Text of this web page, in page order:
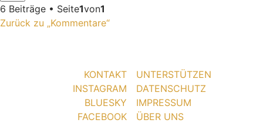
6 Beiträge • Seite1von1
Zurück zu „Kommentare“
KONTAKT
INSTAGRAM
BLUESKY
FACEBOOK
UNTERSTÜTZEN
DATENSCHUTZ
IMPRESSUM
ÜBER UNS